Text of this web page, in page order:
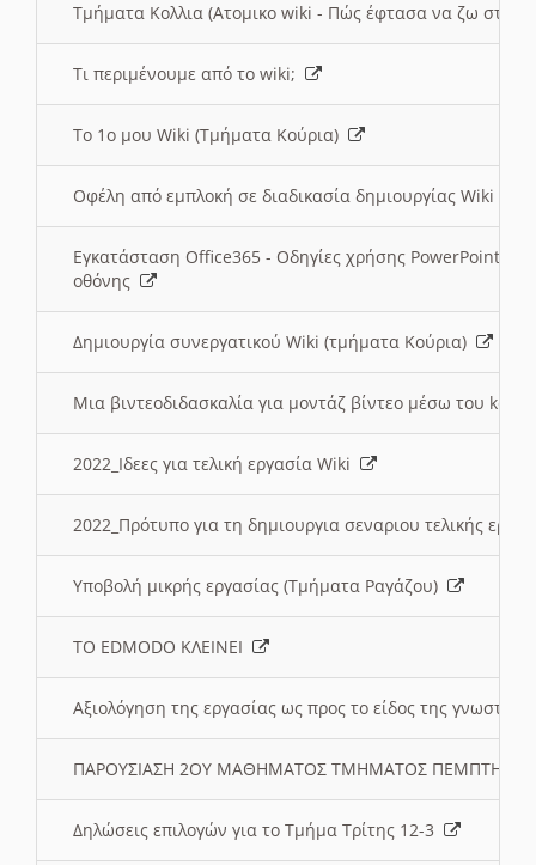
Τμήματα Κολλια (Ατομικο wiki - Πώς έφτασα να ζω στην
Τι περιμένουμε από το wiki;
Το 1ο μου Wiki (Τμήματα Κούρια)
Οφέλη από εμπλοκή σε διαδικασία δημιουργίας Wiki
Εγκατάσταση Office365 - Οδηγίες χρήσης PowerPoint
οθόνης
Δημιουργία συνεργατικού Wiki (τμήματα Κούρια)
Μια βιντεοδιδασκαλία για μοντάζ βίντεο μέσω του
2022_Ιδεες για τελική εργασία Wiki
2022_Πρότυπο για τη δημιουργια σεναριου τελικής
Υποβολή μικρής εργασίας (Τμήματα Ραγάζου)
ΤΟ EDMODO ΚΛΕΙΝΕΙ
Αξιολόγηση της εργασίας ως προς το είδος της
ΠΑΡΟΥΣΙΑΣΗ 2ΟΥ ΜΑΘΗΜΑΤΟΣ ΤΜΗΜΑΤΟΣ
Δηλώσεις επιλογών για το Τμήμα Τρίτης 12-3